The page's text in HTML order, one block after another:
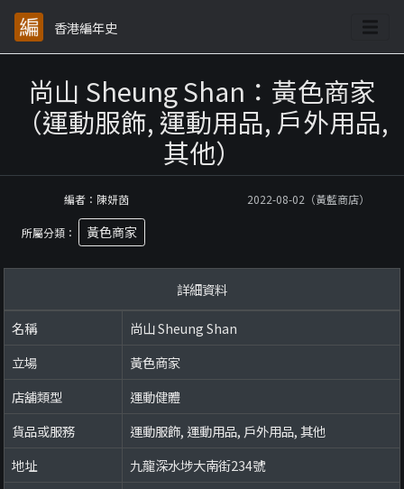
香港編年史
尚山 Sheung Shan：黃色商家
（運動服飾, 運動用品, 戶外用品,
其他）
編者：陳妍茵 2022-08-02（黃藍商店）
所屬分類： 黃色商家
詳細資料
名稱
尚山 Sheung Shan
立場
黃色商家
店舖類型
運動健體
貨品或服務
運動服飾, 運動用品, 戶外用品, 其他
地址
九龍深水埗大南街234號